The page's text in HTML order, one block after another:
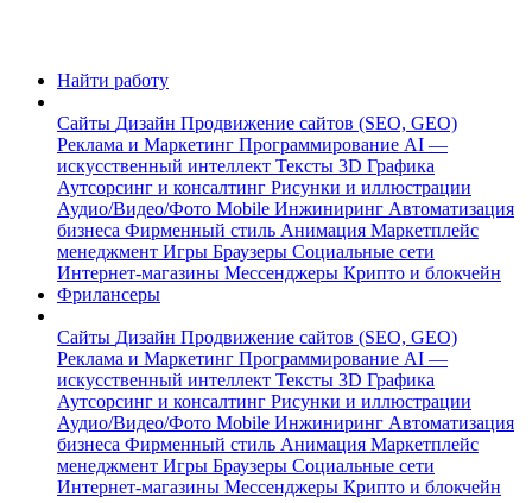
Найти работу
Сайты Дизайн Продвижение сайтов (SEO, GEO)
Реклама и Маркетинг Программирование AI —
искусственный интеллект Тексты 3D Графика
Аутсорсинг и консалтинг Рисунки и иллюстрации
Аудио/Видео/Фото Mobile Инжиниринг Автоматизация
бизнеса Фирменный стиль Анимация Маркетплейс
менеджмент Игры Браузеры Социальные сети
Интернет-магазины Мессенджеры Крипто и блокчейн
Фрилансеры
Сайты Дизайн Продвижение сайтов (SEO, GEO)
Реклама и Маркетинг Программирование AI —
искусственный интеллект Тексты 3D Графика
Аутсорсинг и консалтинг Рисунки и иллюстрации
Аудио/Видео/Фото Mobile Инжиниринг Автоматизация
бизнеса Фирменный стиль Анимация Маркетплейс
менеджмент Игры Браузеры Социальные сети
Интернет-магазины Мессенджеры Крипто и блокчейн